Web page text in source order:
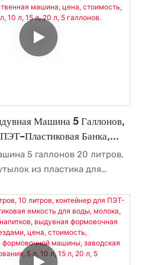
Машина 5 Галлонов,
Пластиковая Банка,
Выдувное
Формование,
5 Л, 10 Л, 15 Л,
5 галлонов 20 литров,
из пластика для
изготовление
машин для сельского
Top Transparent Clear
спрос рынка, а
идеальный контроль